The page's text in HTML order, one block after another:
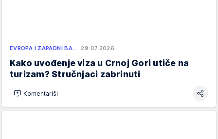
EVROPA I ZAPADNI BA… 29.07.2026.
Kako uvođenje viza u Crnoj Gori utiče na
turizam? Stručnjaci zabrinuti
Komentariši